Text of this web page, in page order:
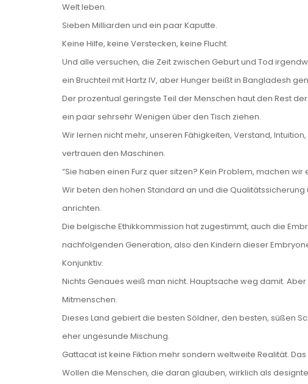
Welt leben.
Sieben Milliarden und ein paar Kaputte.
Keine Hilfe, keine Verstecken, keine Flucht.
Und alle versuchen, die Zeit zwischen Geburt und Tod
ein Bruchteil mit Hartz IV, aber Hunger beißt in Bangladesh
Der prozentual geringste Teil der Menschen haut den Rest
ein paar sehrsehr Wenigen über den Tisch ziehen.
Wir lernen nicht mehr, unseren Fähigkeiten, Verstand,
vertrauen den Maschinen.
“Sie haben einen Furz quer sitzen? Kein Problem, machen
Wir beten den hohen Standard an und die
anrichten.
Die belgische Ethikkommission hat zugestimmt, auch die
nachfolgenden Generation, also den Kindern dieser
Konjunktiv.
Nichts Genaues weiß man nicht. Hauptsache weg damit.
Mitmenschen.
Dieses Land gebiert die besten Söldner, den besten, süßen
eher ungesunde Mischung.
Gattacat ist keine Fiktion mehr sondern weltweite Realität.
Wollen die Menschen, die daran glauben, wirklich als